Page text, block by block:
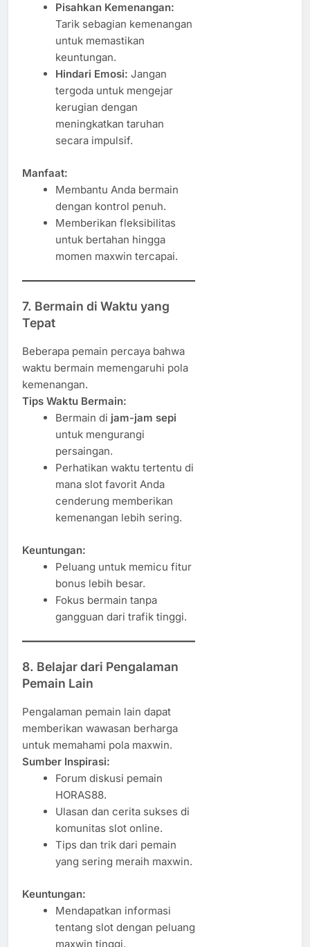
Pisahkan Kemenangan:
Tarik sebagian kemenangan
untuk memastikan
keuntungan.
Hindari Emosi: Jangan
tergoda untuk mengejar
kerugian dengan
meningkatkan taruhan
secara impulsif.
Manfaat:
Membantu Anda bermain
dengan kontrol penuh.
Memberikan fleksibilitas
untuk bertahan hingga
momen maxwin tercapai.
7. Bermain di Waktu yang
Tepat
Beberapa pemain percaya bahwa
waktu bermain memengaruhi pola
kemenangan.
Tips Waktu Bermain:
Bermain di jam-jam sepi
untuk mengurangi
persaingan.
Perhatikan waktu tertentu di
mana slot favorit Anda
cenderung memberikan
kemenangan lebih sering.
Keuntungan:
Peluang untuk memicu fitur
bonus lebih besar.
Fokus bermain tanpa
gangguan dari trafik tinggi.
8. Belajar dari Pengalaman
Pemain Lain
Pengalaman pemain lain dapat
memberikan wawasan berharga
untuk memahami pola maxwin.
Sumber Inspirasi:
Forum diskusi pemain
HORAS88.
Ulasan dan cerita sukses di
komunitas slot online.
Tips dan trik dari pemain
yang sering meraih maxwin.
Keuntungan:
Mendapatkan informasi
tentang slot dengan peluang
maxwin tinggi.